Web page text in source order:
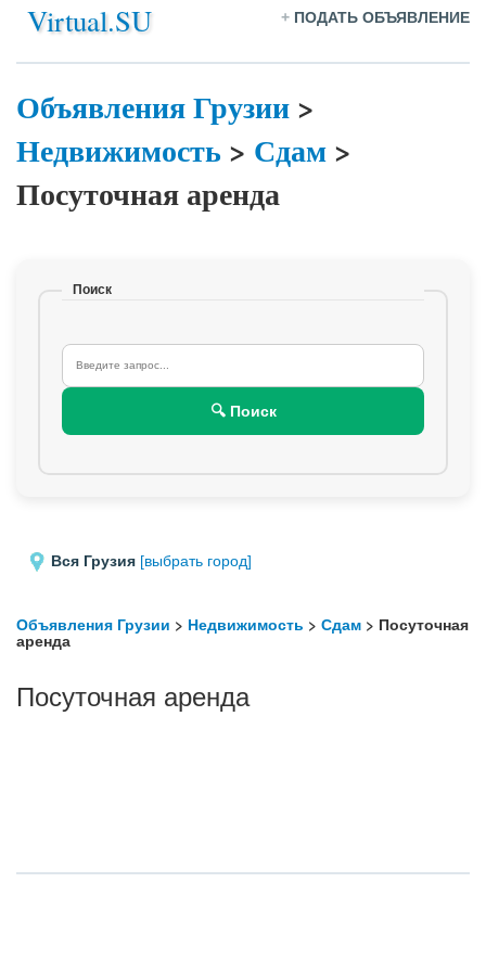
Virtual.SU + ПОДАТЬ ОБЪЯВЛЕНИЕ
Объявления Грузии>
Недвижимость > Сдам>
Посуточная аренда
Поиск
🔍 Поиск
Вся Грузия [выбрать город]
Объявления Грузии > Недвижимость > Сдам > Посуточная
аренда
Посуточная аренда